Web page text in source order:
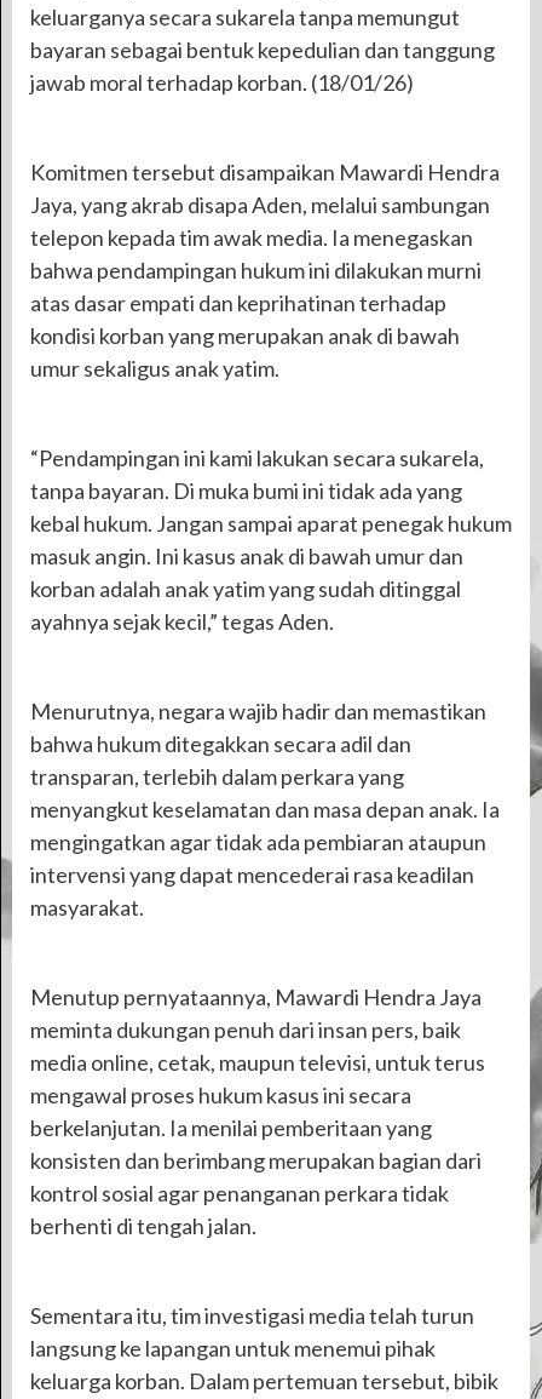
keluarganya secara sukarela tanpa memungut
bayaran sebagai bentuk kepedulian dan tanggung
jawab moral terhadap korban. (18/01/26)
Komitmen tersebut disampaikan Mawardi Hendra
Jaya, yang akrab disapa Aden, melalui sambungan
telepon kepada tim awak media. Ia menegaskan
bahwa pendampingan hukum ini dilakukan murni
atas dasar empati dan keprihatinan terhadap
kondisi korban yang merupakan anak di bawah
umur sekaligus anak yatim.
“Pendampingan ini kami lakukan secara sukarela,
tanpa bayaran. Di muka bumi ini tidak ada yang
kebal hukum. Jangan sampai aparat penegak hukum
masuk angin. Ini kasus anak di bawah umur dan
korban adalah anak yatim yang sudah ditinggal
ayahnya sejak kecil,” tegas Aden.
Menurutnya, negara wajib hadir dan memastikan
bahwa hukum ditegakkan secara adil dan
transparan, terlebih dalam perkara yang
menyangkut keselamatan dan masa depan anak. Ia
mengingatkan agar tidak ada pembiaran ataupun
intervensi yang dapat mencederai rasa keadilan
masyarakat.
Menutup pernyataannya, Mawardi Hendra Jaya
meminta dukungan penuh dari insan pers, baik
media online, cetak, maupun televisi, untuk terus
mengawal proses hukum kasus ini secara
berkelanjutan. Ia menilai pemberitaan yang
konsisten dan berimbang merupakan bagian dari
kontrol sosial agar penanganan perkara tidak
berhenti di tengah jalan.
Sementara itu, tim investigasi media telah turun
langsung ke lapangan untuk menemui pihak
keluarga korban. Dalam pertemuan tersebut, bibik